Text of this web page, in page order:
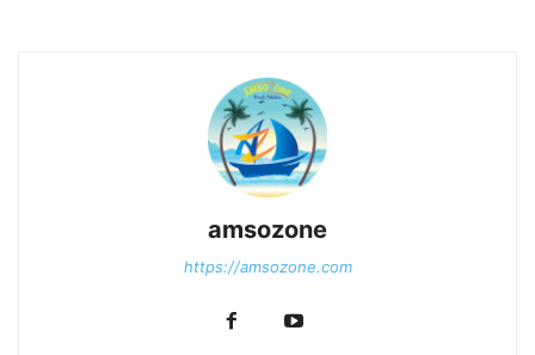
amsozone
https://amsozone.com